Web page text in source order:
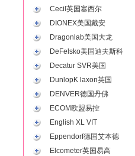
Cecil英国塞西尔
DIONEX美国戴安
Dragonlab美国大龙
DeFelsko美国迪夫斯科
Decatur SVR美国
DunlopK laxon英国
DENVER德国丹佛
ECOM欧盟易控
English XL VIT
Eppendorf德国艾本德
Elcometer英国易高